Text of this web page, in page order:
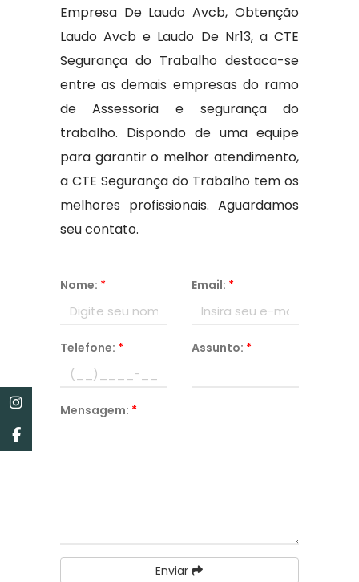
Empresa De Laudo Avcb, Obtenção
Laudo Avcb e Laudo De Nr13, a CTE
Segurança do Trabalho destaca-se
entre as demais empresas do ramo
de Assessoria e segurança do
trabalho. Dispondo de uma equipe
para garantir o melhor atendimento,
a CTE Segurança do Trabalho tem os
melhores profissionais. Aguardamos
seu contato.
Nome: * Email: *
Telefone: * Assunto: *
Mensagem: *
Enviar